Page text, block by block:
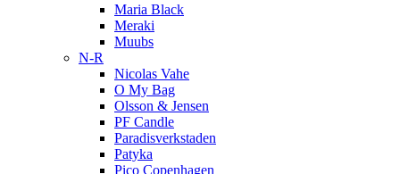
Maria Black
Meraki
Muubs
N-R
Nicolas Vahe
O My Bag
Olsson & Jensen
PF Candle
Paradisverkstaden
Patyka
Pico Copenhagen